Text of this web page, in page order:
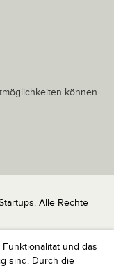
und das
sind. Durch die
können
Alle Rechte